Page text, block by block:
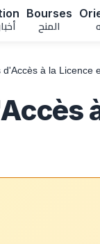
Bourses
المنح
d'Accès à la Licence